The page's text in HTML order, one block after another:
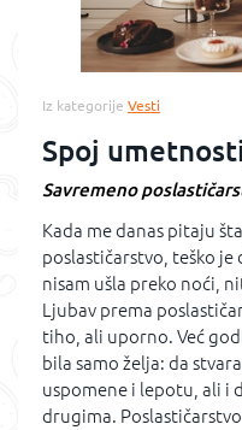
Iz kategorije Vesti
Spoj
Savremeno
Kada me danas pitaju
poslastičarstvo, teško je
nisam ušla preko noći,
Ljubav prema
tiho, ali uporno. Već
bila samo želja: da
uspomene i lepotu, ali i
drugima.